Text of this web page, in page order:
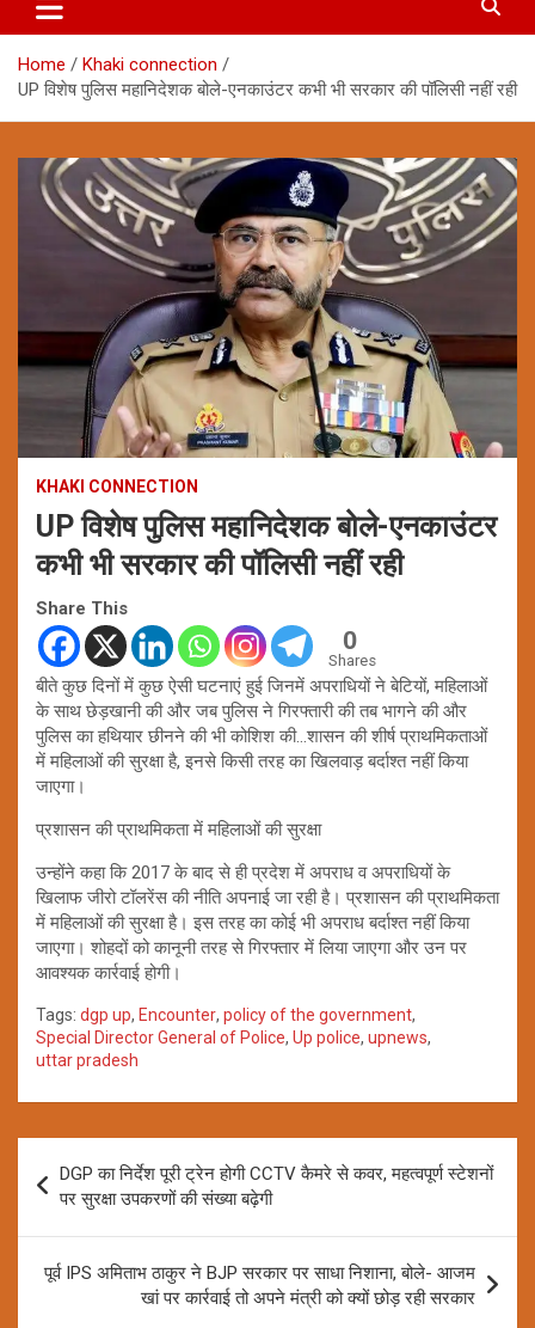
Home
Khaki connection
UP विशेष पुलिस महानिदेशक बोले-एनकाउंटर कभी भी सरकार की पॉलिसी नहीं रही
KHAKI CONNECTION
UP विशेष पुलिस महानिदेशक बोले-एनकाउंटर
कभी भी सरकार की पॉलिसी नहीं रही
Share This
0
Shares
बीते कुछ दिनों में कुछ ऐसी घटनाएं हुई जिनमें अपराधियों ने बेटियों, महिलाओं
के साथ छेड़खानी की और जब पुलिस ने गिरफ्तारी की तब भागने की और
पुलिस का हथियार छीनने की भी कोशिश की…शासन की शीर्ष प्राथमिकताओं
में महिलाओं की सुरक्षा है, इनसे किसी तरह का खिलवाड़ बर्दाश्त नहीं किया
जाएगा।
प्रशासन की प्राथमिकता में महिलाओं की सुरक्षा
उन्होंने कहा कि 2017 के बाद से ही प्रदेश में अपराध व अपराधियों के
खिलाफ जीरो टॉलरेंस की नीति अपनाई जा रही है। प्रशासन की प्राथमिकता
में महिलाओं की सुरक्षा है। इस तरह का कोई भी अपराध बर्दाश्त नहीं किया
जाएगा। शोहदों को कानूनी तरह से गिरफ्तार में लिया जाएगा और उन पर
आवश्यक कार्रवाई होगी।
Tags: dgp up, Encounter, policy of the government,
Special Director General of Police, Up police, upnews,
uttar pradesh
navigation
DGP का निर्देश पूरी ट्रेन होगी CCTV कैमरे से कवर, महत्वपूर्ण स्टेशनों
पर सुरक्षा उपकरणों की संख्या बढ़ेगी
पूर्व IPS अमिताभ ठाकुर ने BJP सरकार पर साधा निशाना, बोले- आजम
खां पर कार्रवाई तो अपने मंत्री को क्यों छोड़ रही सरकार